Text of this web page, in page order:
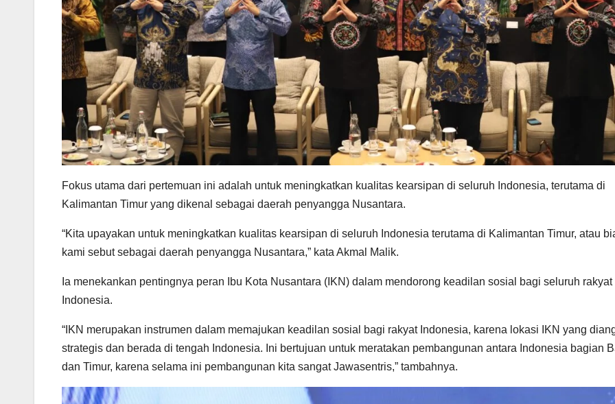
Fokus utama dari pertemuan ini adalah untuk meningkatkan kualitas kearsipan di seluruh Indonesia, terutama di
Kalimantan Timur yang dikenal sebagai daerah penyangga Nusantara.
“Kita upayakan untuk meningkatkan kualitas kearsipan di seluruh Indonesia terutama di Kalimantan Timur, atau
kami sebut sebagai daerah penyangga Nusantara,” kata Akmal Malik.
Ia menekankan pentingnya peran Ibu Kota Nusantara (IKN) dalam mendorong keadilan sosial bagi seluruh rakyat
Indonesia.
“IKN merupakan instrumen dalam memajukan keadilan sosial bagi rakyat Indonesia, karena lokasi IKN yang
strategis dan berada di tengah Indonesia. Ini bertujuan untuk meratakan pembangunan antara Indonesia bagian
dan Timur, karena selama ini pembangunan kita sangat Jawasentris,” tambahnya.